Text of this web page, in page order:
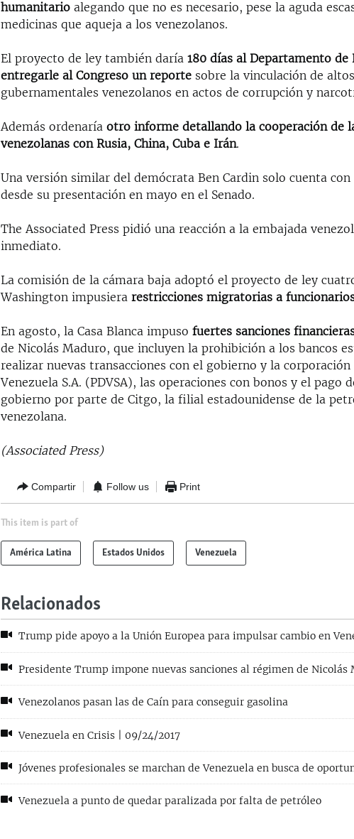
humanitario alegando que no es necesario, pese la aguda
medicinas que aqueja a los venezolanos.
El proyecto de ley también daría180 días al Departamento de
entregarle al Congreso un reporte sobre la vinculación de
gubernamentales venezolanos en actos de corrupción y
Además ordenaríaotro informe detallando la cooperación de
venezolanas con Rusia, China, Cuba e Irán.
Una versión similar del demócrata Ben Cardin solo cuenta con
desde su presentación en mayo en el Senado.
The Associated Press pidió una reacción a la embajada
inmediato.
La comisión de la cámara baja adoptó el proyecto de ley
Washington impusierarestricciones migratorias a
En agosto, la Casa Blanca impusofuertes sanciones
de Nicolás Maduro, que incluyen la prohibición a los bancos
realizar nuevas transacciones con el gobierno y la corporación
Venezuela S.A. (PDVSA), las operaciones con bonos y el pago
gobierno por parte de Citgo, la filial estadounidense de la
venezolana.
(Associated Press)
Compartir Follow us Print
This item is part of
América Latina Estados Unidos Venezuela
Relacionados
Trump pide apoyo a la Unión Europea para impulsar cambio en
Presidente Trump impone nuevas sanciones al régimen de Nicolás
Venezolanos pasan las de Caín para conseguir gasolina
Venezuela en Crisis | 09/24/2017
Jóvenes profesionales se marchan de Venezuela en busca de
Venezuela a punto de quedar paralizada por falta de petróleo